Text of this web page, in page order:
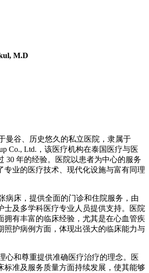
M.D
曼谷、历史悠久的私立医院，隶属于
Co., Ltd.，该医疗机构在泰国医疗与医
30 年的经验。医院以患者为中心的服务
专业的医疗技术、现代化设施与富有同理
病床，提供全面的门诊和住院服务，由
士及多学科医疗专业人员提供支持。医院
拥有丰富的临床经验，尤其是在心血管疾
照护病例方面，体现出强大的临床能力与
心和尊重提供准确医疗治疗的理念。医
标准及服务质量方面持续发展，使其能够